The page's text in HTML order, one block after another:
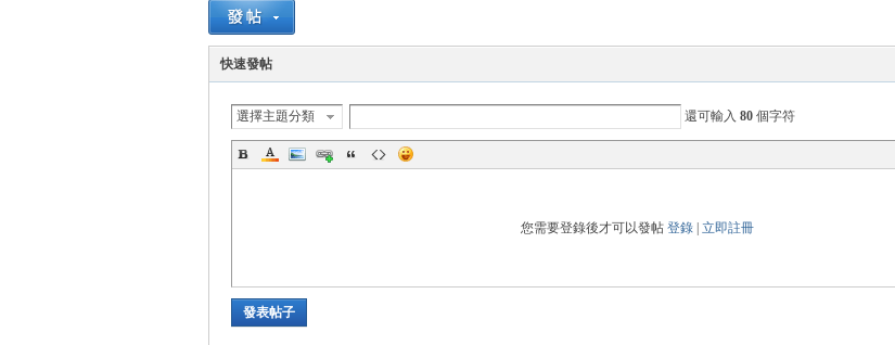
快速發帖
選擇主題分類 還可輸入 80 個字符
您需要登錄後才可以發帖 登錄| 立即註冊
發表帖子